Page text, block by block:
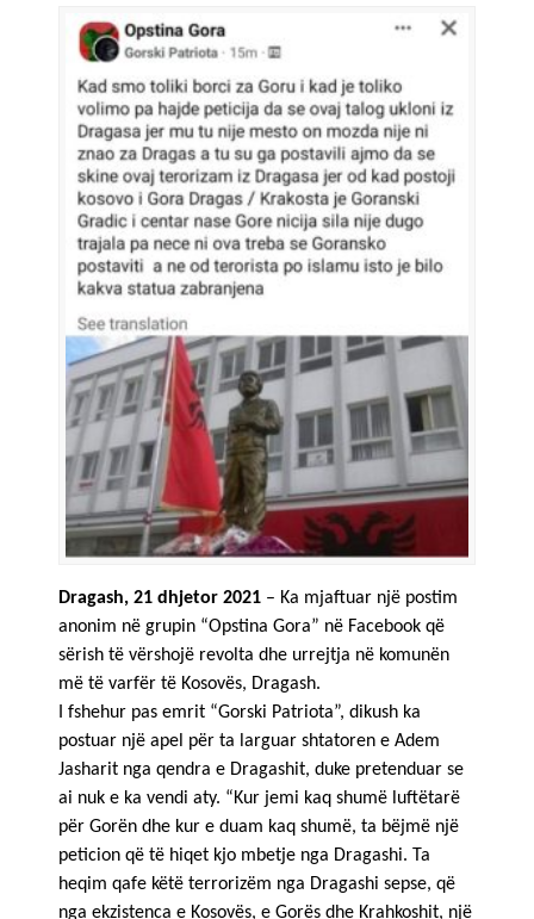
Dragash, 21 dhjetor 2021 – Ka mjaftuar një postim
anonim në grupin “Opstina Gora” në Facebook që
sërish të vërshojë revolta dhe urrejtja në komunën
më të varfër të Kosovës, Dragash.
I fshehur pas emrit “Gorski Patriota”, dikush ka
postuar një apel për ta larguar shtatoren e Adem
Jasharit nga qendra e Dragashit, duke pretenduar se
ai nuk e ka vendi aty. “Kur jemi kaq shumë luftëtarë
për Gorën dhe kur e duam kaq shumë, ta bëjmë një
peticion që të hiqet kjo mbetje nga Dragashi. Ta
heqim qafe këtë terrorizëm nga Dragashi sepse, që
nga ekzistenca e Kosovës, e Gorës dhe Krahkoshit, një